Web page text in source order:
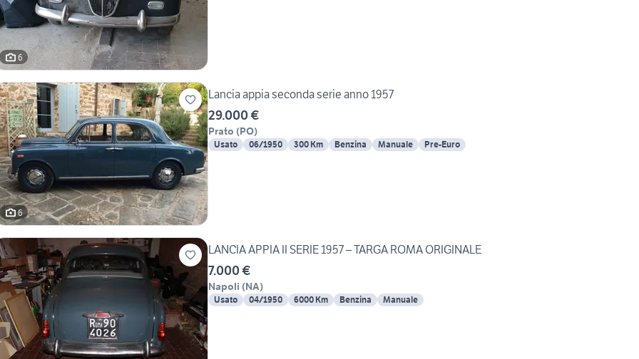
6
6
Lancia appia seconda serie anno 1957
29.000 €
Prato (PO)
Usato 06/1950 300 Km Benzina Manuale Pre-Euro
LANCIA APPIA II SERIE 1957 – TARGA ROMA ORIGINALE
7.000 €
Napoli (NA)
Usato 04/1950 6000 Km Benzina Manuale